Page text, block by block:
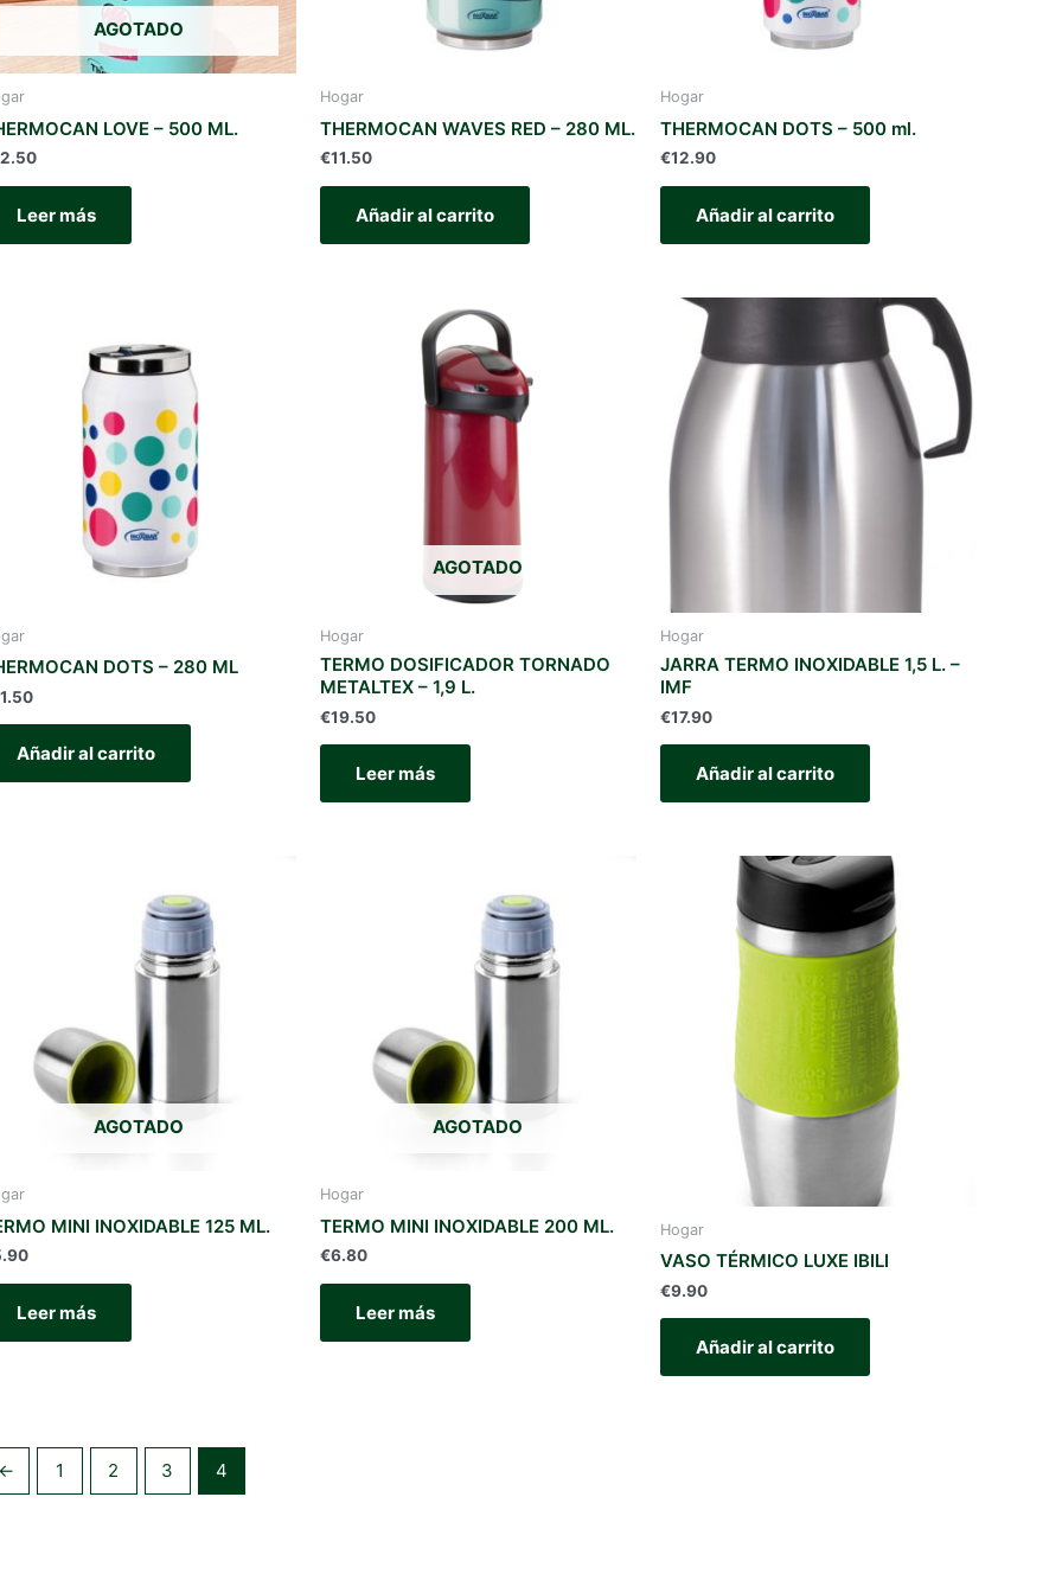
AGOTADO
LOVE – 500 ML.
Leer más
Hogar
THERMOCAN WAVES RED – 280 ML.
€11.50
Añadir al carrito
Hogar
THERMOCAN DOTS – 500 ml.
€12.90
Añadir al carrito
DOTS – 280 ML
Añadir al carrito
AGOTADO
Hogar
TERMO DOSIFICADOR TORNADO
METALTEX – 1,9 L.
€19.50
Leer más
Hogar
JARRA TERMO INOXIDABLE 1,5 L. –
IMF
€17.90
Añadir al carrito
AGOTADO
MINI INOXIDABLE 125 ML.
Leer más
AGOTADO
Hogar
TERMO MINI INOXIDABLE 200 ML.
€6.80
Leer más
Hogar
VASO TÉRMICO LUXE IBILI
€9.90
Añadir al carrito
← 1 2 3 4